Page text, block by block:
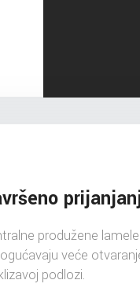
produžene
veće
podlozi.